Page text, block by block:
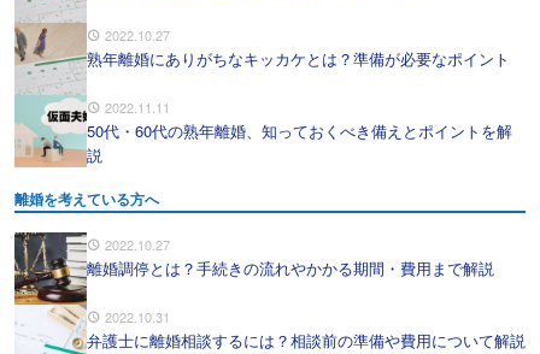
2022.10.27
熟年離婚にありがちなキッカケとは？準備が必要なポイント
2022.11.11
50代・60代の熟年離婚、知っておくべき備えとポイントを解
説
離婚を考えている方へ
2022.10.27
離婚調停とは？手続きの流れやかかる期間・費用まで解説
2022.10.31
弁護士に離婚相談するには？相談前の準備や費用について解説